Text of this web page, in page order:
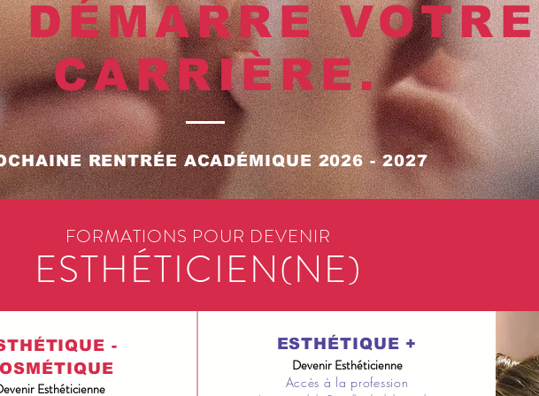
VOTRE
CARRIÈRE.
RENTRÉE ACADÉMIQUE 2026 - 2027
FORMATIONS POUR DEVENIR
ESTHÉTICIEN(NE)
-
Esthéticienne
ESTHÉTIQUE +
Devenir Esthéticienne
Accès à la profession